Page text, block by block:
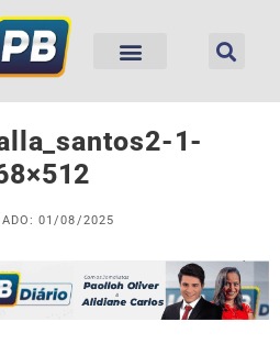
1-
01/08/2025